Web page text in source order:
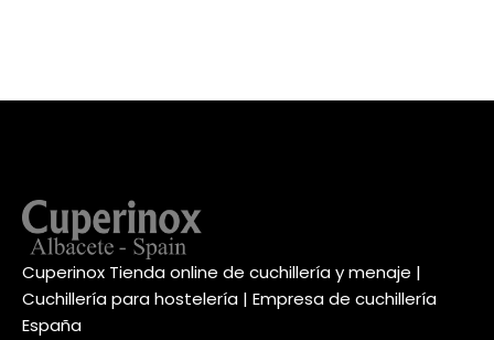
Cuperinox Tienda online de cuchillería y menaje |
Cuchillería para hostelería | Empresa de cuchillería
España